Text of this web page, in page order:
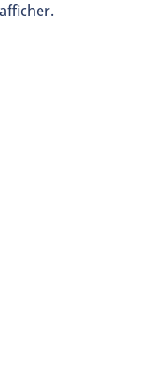
afficher.